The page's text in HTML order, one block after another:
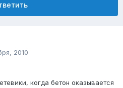
2010
когда бетон оказывается